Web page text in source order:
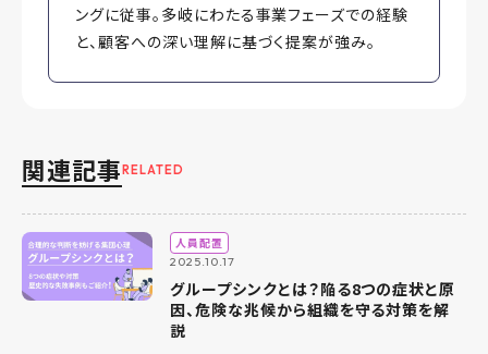
ングに従事。多岐にわたる事業フェーズでの経験
と、顧客への深い理解に基づく提案が強み。
関連記事RELATED
人員配置
2025.10.17
グループシンクとは？陥る8つの症状と原
因、危険な兆候から組織を守る対策を解
説